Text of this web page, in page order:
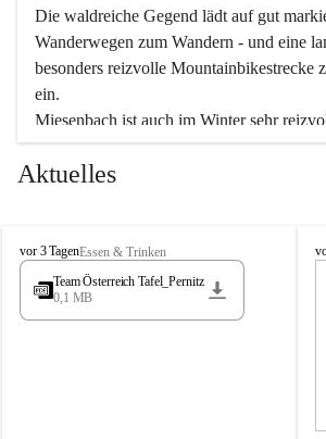
Die waldreiche Gegend lädt auf gut
Wanderwegen zum Wandern - und eine
besonders reizvolle Mountainbikestrecke
ein.
Miesenbach ist auch im Winter sehr
Eisstockschießen gibt es auf dem nahe
wunderschöne Naturschneepisten, die
vielfältige Angebot unserer Kulturvereine.
Überzeugen Sie sich selbst, dass Sie in
in den Beherbergungsbetrieben,
Wir kennen Miesenbach als lebens- und
Tradition und Innovation werden ebenso
Aktuelles
M
i
s
vor 3 TagenEssen & Trinken
Team Österreich Tafel_Pernitz
0,1 MB
h